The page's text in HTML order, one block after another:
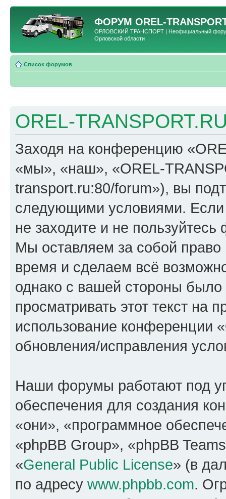
ФОРУМ OREL-
ОРЛОВСКИЙ ТРАНСПОРТ | Неофициальный форум
Орловской области
Список форумов
OREL-
Заходя на конференцию
«мы», «наш», «OREL-
transport.ru:80/forum»), вы
следующими условиями.
не заходите и не
Мы оставляем за собой
время и сделаем всё
однако с вашей стороны
просматривать этот текст на
использование конференции
обновления/исправления
Наши форумы работают под
обеспечения для создания
«они», «программное
«phpBB Group», «phpBB
«General Public License» (в
по адресу www.phpbb.com.